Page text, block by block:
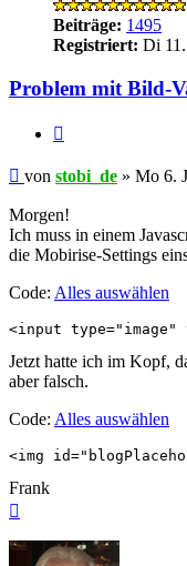
Beiträge: 1495
Registriert: Di
Problem mit Bild-
Ungelesener
von stobi_de » Mo 6.
Morgen!
Ich muss in einem
die Mobirise-Settings
Code: Alles auswählen
<input
Jetzt hatte ich im Kopf,
aber falsch.
Code: Alles auswählen
<img
Frank